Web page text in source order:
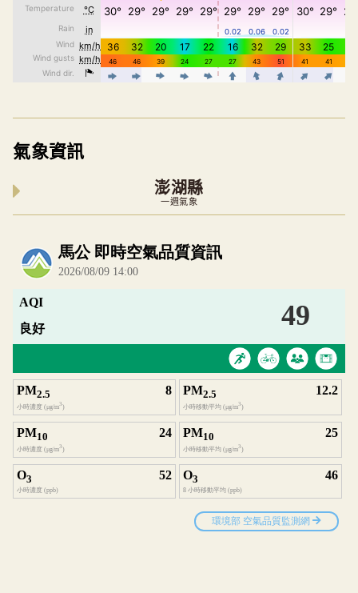
氣象資訊
澎湖縣
一週氣象
內嵌空氣品質小工具為視覺預覽，完整即時空